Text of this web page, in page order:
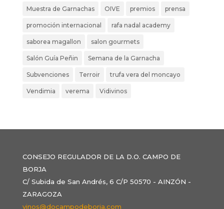
Muestra de Garnachas OIVE premios prensa
promoción internacional rafa nadal academy
saborea magallon salon gourmets
Salón Guía Peñin Semana de la Garnacha
Subvenciones Terroir trufa vera del moncayo
Vendimia verema Vidivinos
CONSEJO REGULADOR DE LA D.O. CAMPO DE
BORJA
C/ Subida de San Andrés, 6 C/P 50570 - AINZÓN -
ZARAGOZA
vinos@docampodeborja.com